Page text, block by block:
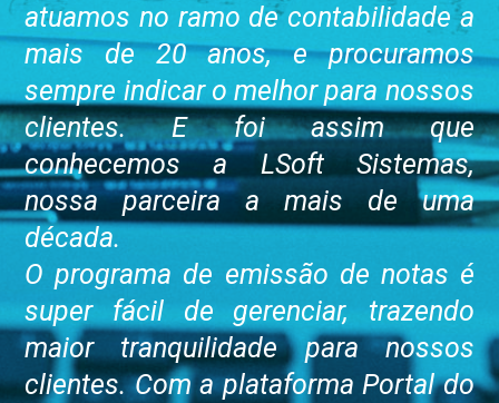
atuamos no ramo de contabilidade a
mais de 20 anos, e procuramos
sempre indicar o melhor para nossos
clientes. E foi assim que
conhecemos a LSoft Sistemas,
nossa parceira a mais de uma
década.
O programa de emissão de notas é
super fácil de gerenciar, trazendo
maior tranquilidade para nossos
clientes. Com a plataforma Portal do